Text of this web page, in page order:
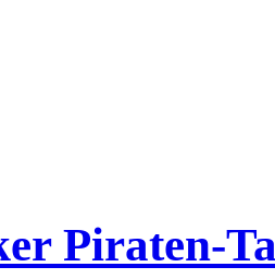
Piraten-